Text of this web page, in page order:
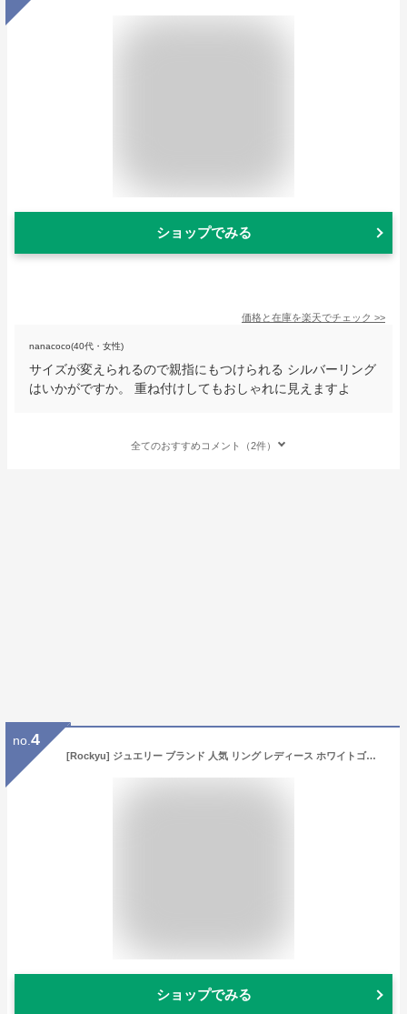
ショップでみる
価格と在庫を楽天でチェック >>
nanacoco(40代・女性)
サイズが変えられるので親指にもつけられる シルバーリング
はいかがですか。 重ね付けしてもおしゃれに見えますよ
全てのおすすめコメント（2件）
no. 4
[Rockyu] ジュエリー ブランド 人気 リング レディース ホワイトゴールド フリーサイズ ステンレス 指輪 流れる雫 ファランジリング ファッション アクセサリー (ピンクゴールド)
ショップでみる